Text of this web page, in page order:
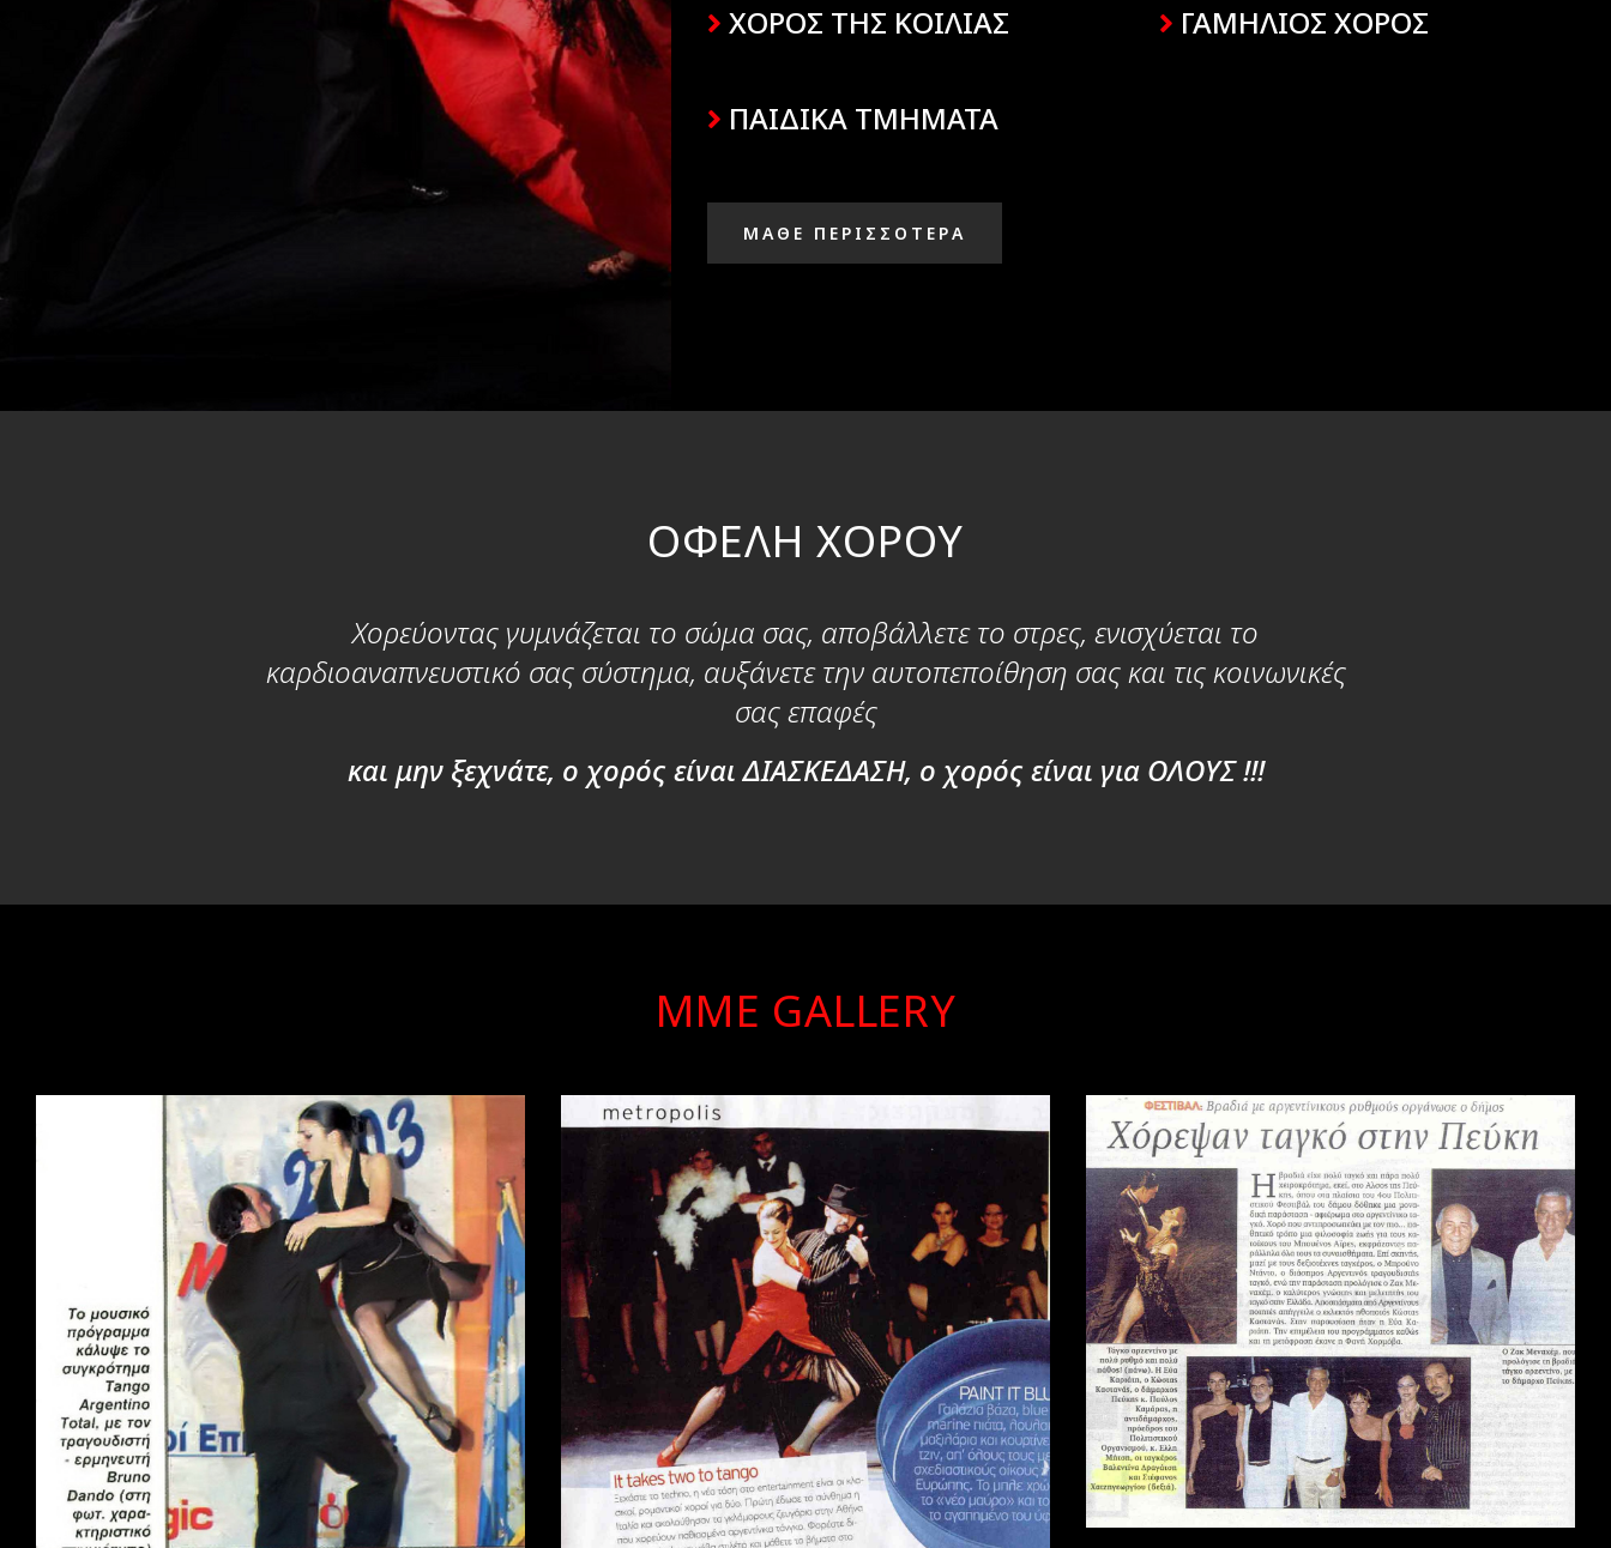
ΧΟΡΟΣ ΤΗΣ ΚΟΙΛΙΑΣ ΓΑΜΗΛΙΟΣ ΧΟΡΟΣ
ΠΑΙΔΙΚΑ ΤΜΗΜΑΤΑ
ΜΑΘΕ ΠΕΡΙΣΣΟΤΕΡΑ
ΟΦΕΛΗ ΧΟΡΟΥ
Χορεύοντας γυμνάζεται το σώμα σας, αποβάλλετε το στρες, ενισχύεται το
καρδιοαναπνευστικό σας σύστημα, αυξάνετε την αυτοπεποίθηση σας και τις κοινωνικές
σας επαφές
και μην ξεχνάτε, ο χορός είναι ΔΙΑΣΚΕΔΑΣΗ, ο χορός είναι για ΟΛΟΥΣ !!!
MME GALLERY